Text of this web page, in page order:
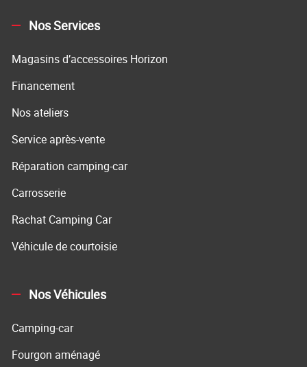
Nos Services
Magasins d’accessoires Horizon
Financement
Nos ateliers
Service après-vente
Réparation camping-car
Carrosserie
Rachat Camping Car
Véhicule de courtoisie
Nos Véhicules
Camping-car
Fourgon aménagé